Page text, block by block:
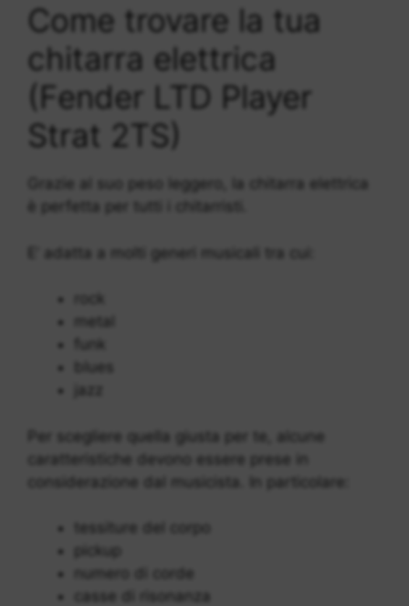
Come trovare la tua
chitarra elettrica
(Fender LTD Player
Strat 2TS)
Grazie al suo peso leggero, la chitarra elettrica
è perfetta per tutti i chitarristi.
E’ adatta a molti generi musicali tra cui:
metal
blues
jazz
Per scegliere quella giusta per te, alcune
caratteristiche devono essere prese in
considerazione dal musicista. In particolare:
tessiture del corpo
numero di corde
casse di risonanza